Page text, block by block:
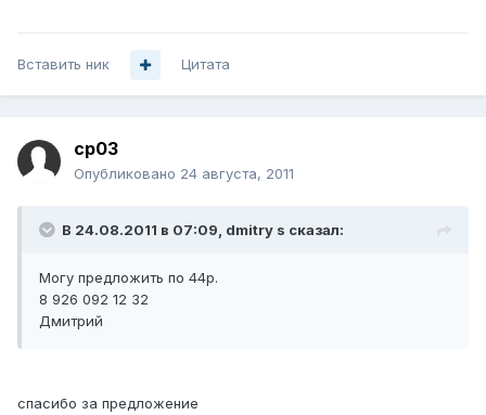
Вставить ник Цитата
cp03
Опубликовано 24 августа, 2011
В 24.08.2011 в 07:09, dmitry s сказал:
Могу предложить по 44р.
8 926 092 12 32
Дмитрий
спасибо за предложение